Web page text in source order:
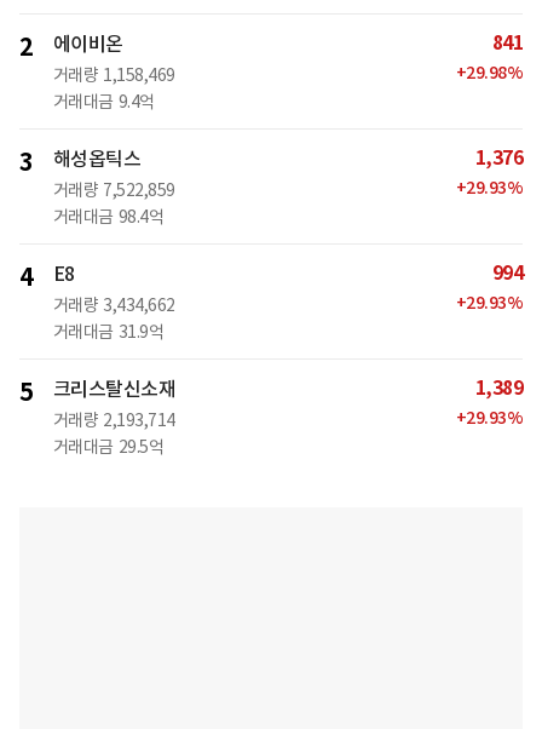
2 에이비온
거래량 1,158,469
거래대금 9.4억
841
+29.98%
3 해성옵틱스
거래량 7,522,859
거래대금 98.4억
1,376
+29.93%
4 E8
거래량 3,434,662
거래대금 31.9억
994
+29.93%
5 크리스탈신소재
거래량 2,193,714
거래대금 29.5억
1,389
+29.93%